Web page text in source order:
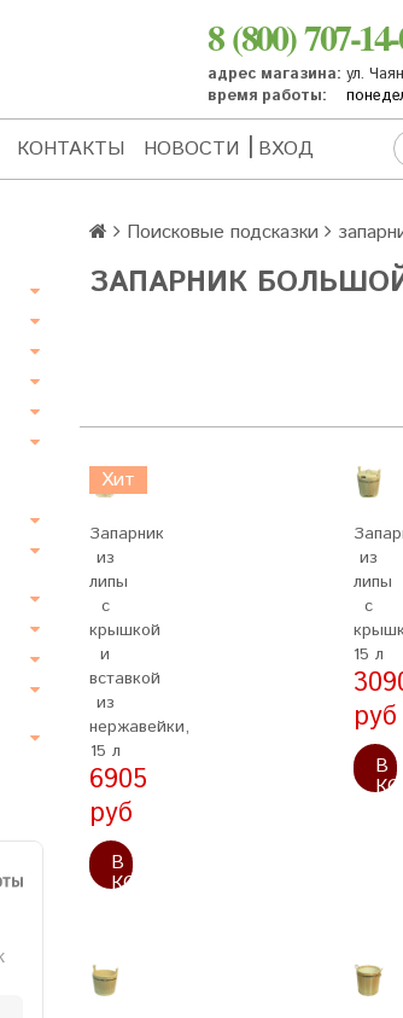
8 (800) 707-
адрес магазина:ул.
время работы:
КОНТАКТЫ НОВОСТИ ВХОД
Поисковые подсказки
ЗАПАРНИК
Хит
Запарник
из
липы
с
крышкой
и
вставкой
из
нержавейки,
15 л
6905
руб
В
КОРЗИНУ
из
липы
с
15 л
руб
В